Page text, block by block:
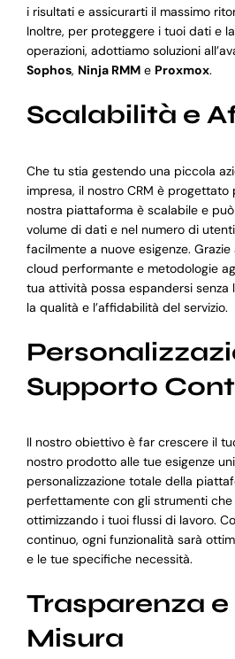
i risultati e assicurarti il massimo
Inoltre, per proteggere i tuoi dati e
operazioni, adottiamo soluzioni
Sophos, Ninja RMMe Proxmox.
Scalabilità e
Che tu stia gestendo una piccola
impresa, il nostro CRM è
nostra piattaforma è scalabile e
volume di dati e nel numero di
facilmente a nuove esigenze.
cloud performante e metodologie
tua attività possa espandersi senza
la qualità e l’affidabilità del servizio.
Supporto
Il nostro obiettivo è far crescere il
nostro prodotto alle tue esigenze
personalizzazione totale della
perfettamente con gli strumenti che
ottimizzando i tuoi flussi di lavoro.
continuo, ogni funzionalità sarà
e le tue specifiche necessità.
Trasparenza e
Misura